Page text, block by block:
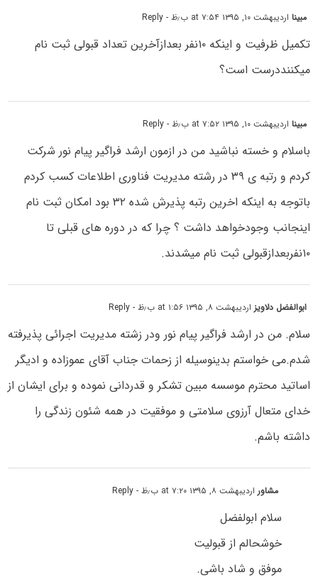
مبینااردیبهشت ۱۰, ۱۳۹۵ at ۷:۵۴ ب٫ظ - Reply
تکمیل ظرفیت و اینکه ۱۰نفر بعدازآخرین تعداد قبولی ثبت نام
میکننددرست است؟
مبینااردیبهشت ۱۰, ۱۳۹۵ at ۷:۵۲ ب٫ظ - Reply
باسلام و خسته نباشید من در ازمون ارشد فراگیر پیام نور شرکت
کردم و رتبه ی ۳۹ در رشته مدیریت فناوری اطلاعات کسب کردم
باتوجه به اینکه اخرین رتبه پذیرش شده ۳۲ بود امکان ثبت نام
اینجانب وجودخواهد داشت ؟ چرا که در دوره های قبلی تا
۱۰نفربعدازقبولی ثبت نام میشدند.
ابوالفضل دلاویزاردیبهشت ۸, ۱۳۹۵ at ۱:۵۶ ب٫ظ - Reply
سلام. من در ارشد فراگیر پیام نور ودر زشته مدیریت اجرائی پذیرفته
شدم.می خواستم بدینوسیله از زحمات جناب آقای عموزاده و ادیگر
اساتید محترم موسسه مبین تشکر و قدردانی نموده و برای ایشان از
خدای متعال آرزوی سلامتی و موفقیت در همه شئون زندگی را
داشته باشم.
مشاوراردیبهشت ۸, ۱۳۹۵ at ۷:۲۰ ب٫ظ - Reply
سلام ابولفضل
خوشحالم از قبولیت
موفق و شاد باشی.